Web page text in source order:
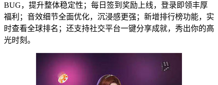
BUG，提升整体稳定性；每日签到奖励上线，登录即领丰厚
福利；音效细节全面优化，沉浸感更强；新增排行榜功能，实
时查看全球排名；还支持社交平台一键分享成就，秀出你的高
光时刻。